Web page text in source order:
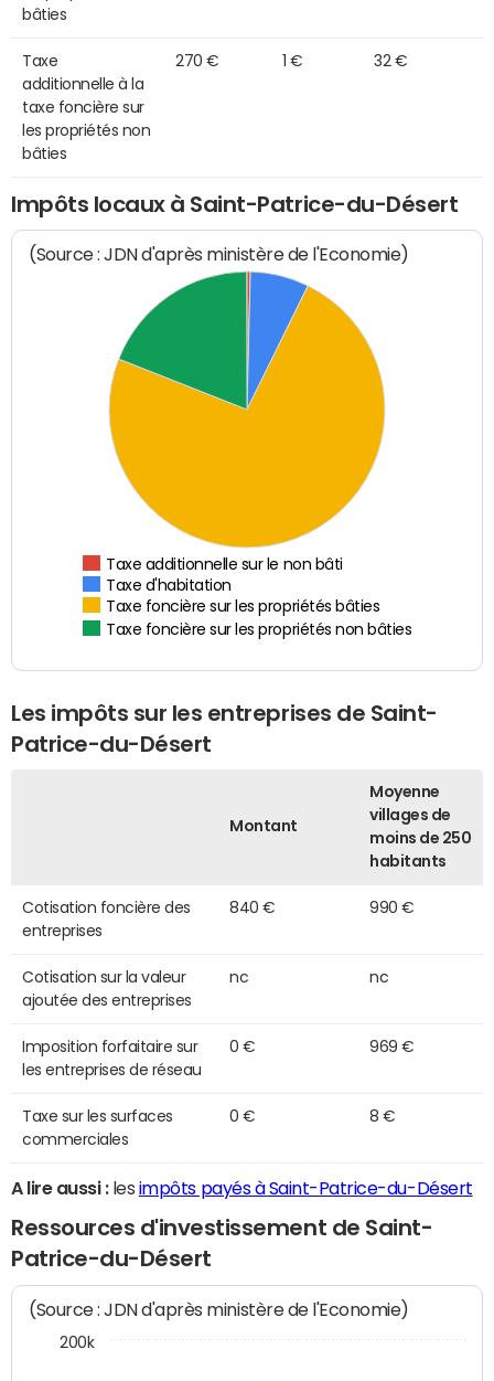
bâties
Taxe
additionnelle à la
taxe foncière sur
les propriétés non
bâties
270 € 1 € 32 €
Impôts locaux à Saint-Patrice-du-Désert
(Source : JDN d'après ministère de l'Economie)
Taxe additionnelle sur le non bâti
Taxe d'habitation
Taxe foncière sur les propriétés bâties
Taxe foncière sur les propriétés non bâties
Les impôts sur les entreprises de Saint-
Patrice-du-Désert
Montant
Moyenne
villages de
moins de 250
habitants
Cotisation foncière des
entreprises
840 € 990 €
Cotisation sur la valeur
ajoutée des entreprises
nc nc
Imposition forfaitaire sur
les entreprises de réseau
0 € 969 €
Taxe sur les surfaces
commerciales
0 € 8 €
A lire aussi :les impôts payés à Saint-Patrice-du-Désert
Ressources d'investissement de Saint-
Patrice-du-Désert
(Source : JDN d'après ministère de l'Economie)
200k